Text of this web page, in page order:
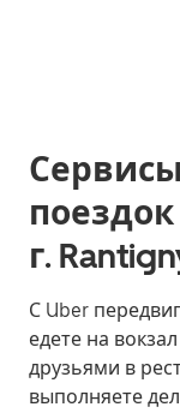
г.
С Uber
едете на
друзьями в
выполняете